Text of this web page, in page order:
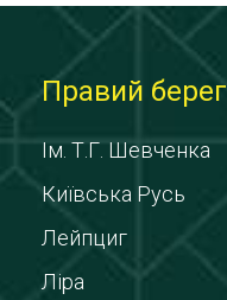
Правий берег
Ім. Т.Г. Шевченка
Київська Русь
Лейпциг
Ліра